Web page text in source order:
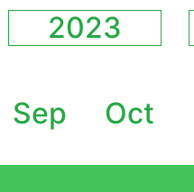
2023
Sep Oct